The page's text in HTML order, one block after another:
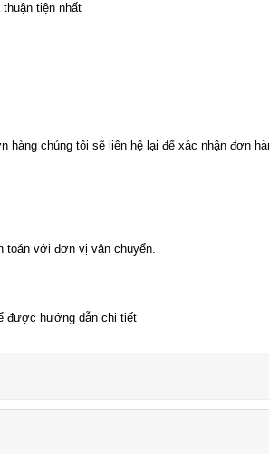
tiện nhất
hàng chúng tôi sẽ liên hệ lại để xác nhận đơn
toán với đơn vị vận chuyển.
được hướng dẫn chi tiết